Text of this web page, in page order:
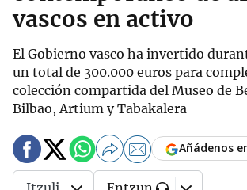
vascos en activo
El Gobierno vasco ha invertido
un total de 300.000 euros para
colección compartida del Museo de
Bilbao, Artium y Tabakalera
Añádenos